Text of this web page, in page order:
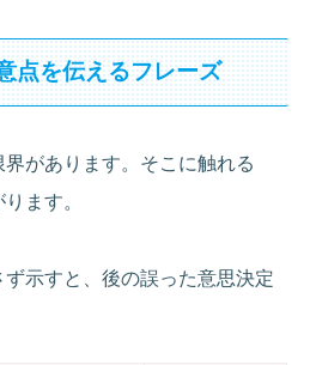
点を伝えるフレーズ
があります。そこに触れる
ます。
示すと、後の誤った意思決定